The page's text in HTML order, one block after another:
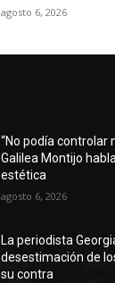
agosto 6, 2026
“No podía controlar
Galilea Montijo
estética
agosto 6, 2026
La periodista
desestimación de
su contra